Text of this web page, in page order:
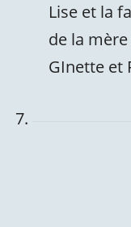
Lise et la
de la mère
GInette et